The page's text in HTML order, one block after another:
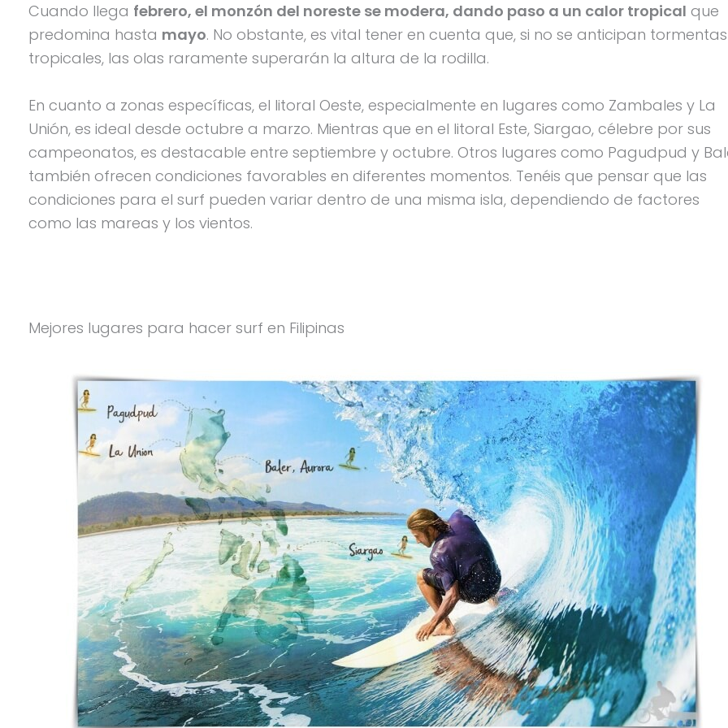
Cuando llega febrero, el monzón del noreste se modera, dando paso a un calor tropical que
predomina hasta mayo. No obstante, es vital tener en cuenta que, si no se anticipan tormentas
tropicales, las olas raramente superarán la altura de la rodilla.
En cuanto a zonas específicas, el litoral Oeste, especialmente en lugares como Zambales y La
Unión, es ideal desde octubre a marzo. Mientras que en el litoral Este, Siargao, célebre por sus
campeonatos, es destacable entre septiembre y octubre. Otros lugares como Pagudpud y
también ofrecen condiciones favorables en diferentes momentos. Tenéis que pensar que las
condiciones para el surf pueden variar dentro de una misma isla, dependiendo de factores
como las mareas y los vientos.
Mejores lugares para hacer surf en Filipinas